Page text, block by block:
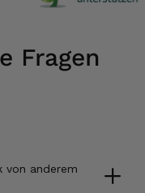
Fragen
von anderem